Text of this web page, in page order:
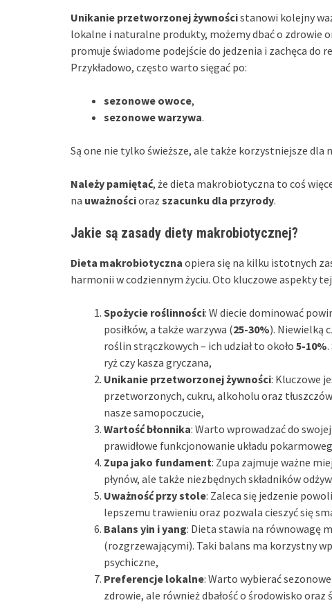
Unikanie przetworzonej żywnościstanowi kolejny
lokalne i naturalne produkty, możemy dbać o zdrowie
promuje świadome podejście do jedzenia i zachęca do
Przykładowo, często warto sięgać po:
sezonowe owoce,
sezonowe warzywa.
Są one nie tylko świeższe, ale także korzystniejsze dla
Należy pamiętać, że dieta makrobiotyczna to coś
na uważnościoraz szacunku dla przyrody.
Jakie są zasady diety makrobiotycznej?
Dieta makrobiotyczna opiera się na kilku istotnych
harmonii w codziennym życiu. Oto kluczowe aspekty
Spożycie roślinności: W diecie dominować
posiłków, a także warzywa (25-30%). Niewielką
roślin strączkowych – ich udział to około 5-10%
ryż czy kasza gryczana,
Unikanie przetworzonej żywności: Kluczowe
przetworzonych, cukru, alkoholu oraz
nasze samopoczucie,
Wartość błonnika: Warto wprowadzać do
prawidłowe funkcjonowanie układu
Zupa jako fundament: Zupa zajmuje ważne
płynów, ale także niezbędnych składników
Uważność przy stole: Zaleca się jedzenie
lepszemu trawieniu oraz pozwala cieszyć się
Balans yin i yang: Dieta stawia na równowagę
(rozgrzewającymi). Taki balans ma korzystny
psychiczne,
Preferencje lokalne: Warto wybierać
zdrowie, ale również dbałość o środowisko oraz